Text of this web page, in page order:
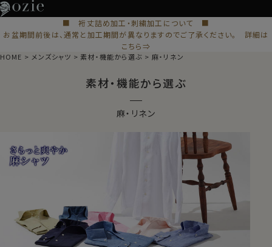
■ 裄丈詰め加工・刺繍加工について ■
お盆期間前後は、通常と加工期間が異なりますのでご了承ください。 詳細は
こちら⇒
HOME メンズシャツ 素材・機能から選ぶ 麻・リネン
素材・機能から選ぶ
麻・リネン